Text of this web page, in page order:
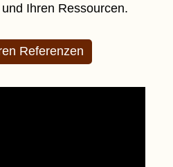
Ihren Ressourcen.
Referenzen